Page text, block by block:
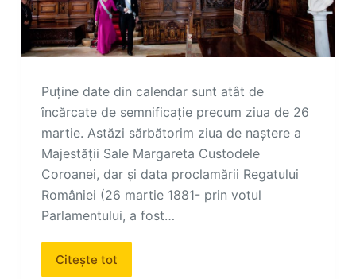
Puține date din calendar sunt atât de
încărcate de semnificație precum ziua de 26
martie. Astăzi sărbătorim ziua de naștere a
Majestății Sale Margareta Custodele
Coroanei, dar și data proclamării Regatului
României (26 martie 1881- prin votul
Parlamentului, a fost…
Citește tot